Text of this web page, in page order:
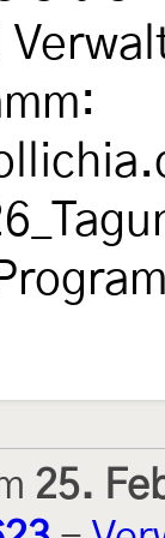
25.